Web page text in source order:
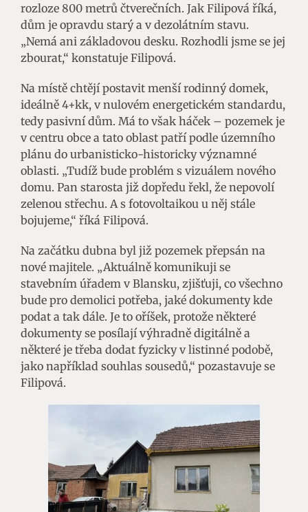
rozloze 800 metrů čtverečních. Jak Filipová říká,
dům je opravdu starý a v dezolátním stavu.
„Nemá ani základovou desku. Rozhodli jsme se jej
zbourat,“ konstatuje Filipová.
Na místě chtějí postavit menší rodinný domek,
ideálně 4+kk, v nulovém energetickém standardu,
tedy pasivní dům. Má to však háček – pozemek je
v centru obce a tato oblast patří podle územního
plánu do urbanisticko-historicky významné
oblasti. „Tudíž bude problém s vizuálem nového
domu. Pan starosta již dopředu řekl, že nepovolí
zelenou střechu. A s fotovoltaikou u něj stále
bojujeme,“ říká Filipová.
Na začátku dubna byl již pozemek přepsán na
nové majitele. „Aktuálně komunikuji se
stavebním úřadem v Blansku, zjišťuji, co všechno
bude pro demolici potřeba, jaké dokumenty kde
podat a tak dále. Je to oříšek, protože některé
dokumenty se posílají výhradně digitálně a
některé je třeba dodat fyzicky v listinné podobě,
jako například souhlas sousedů,“ pozastavuje se
Filipová.